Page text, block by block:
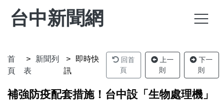
台中新聞網
首
頁
新聞列
表
即時快
訊
回首
頁
上一
則
下一
則
補強防疫配套措施！台中設「生物處理機」